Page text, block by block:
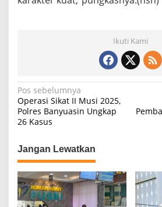
Ikuti Kami
N
a
v
i
g
a
s
Pos sebelumnya
Operasi Sikat II Musi 2025,
Polres Banyuasin Ungkap
26 Kasus
Jangan Lewatkan